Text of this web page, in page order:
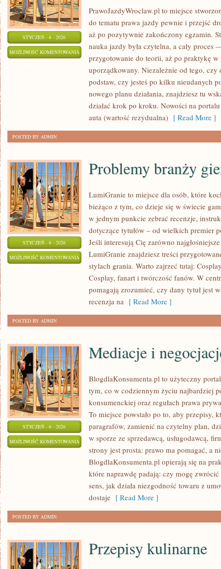
STYCZEŃ - 6 - 2026
MOŻLIWOŚĆ KOMENTOWANIA
DZIECIĘCE
PrawoJazdyWroclaw.pl to miejsce
do tematu prawa jazdy pewnie i przejść
aż po pozytywnie zakończony egzamin.
nauka jazdy była czytelna, a cały
przygotowanie do teorii, aż po praktykę w
uporządkowany. Niezależnie od tego, czy
podstaw, czy jesteś po kilku nieudanych
nowego planu działania, znajdziesz tu
działać krok po kroku. Nowości na
auta (wartość rezydualna) [ Read More ]
POSTED BY ADMIN
STYCZEŃ - 6 - 2026
MOŻLIWOŚĆ KOMENTOWANIA PROBLEMY
BRANŻY
GIER
Problemy branży
LumiGranie to miejsce dla osób, które
bieżąco z tym, co dzieje się w świecie
w jednym punkcie zebrać recenzje,
dotyczące tytułów – od wielkich premier
Jeśli interesują Cię zarówno
LumiGranie znajdziesz treści
stylach grania. Warto zajrzeć tutaj:
Cosplay, fanart i twórczość fanów. W
pomagają zrozumieć, czy dany tytuł jest
recenzja na [ Read More ]
POSTED BY ADMIN
STYCZEŃ - 6 - 2026
MOŻLIWOŚĆ KOMENTOWANIA MEDIACJE
NEGOCJACJE
Mediacje i
BlogdlaKonsumenta.pl to użyteczny
tym, co w codziennym życiu najbardziej
konsumenckiej oraz regułach prawa
To miejsce powstało po to, aby przepisy,
paragrafów, zamienić na czytelny plan,
w sporze ze sprzedawcą, usługodawcą,
strony jest prosta: prawo ma pomagać, a
BlogdlaKonsumenta.pl opierają się na
które naprawdę padają: czy mogę
sens, jak działa niezgodność towaru z
dostaje [ Read More ]
POSTED BY ADMIN
Przepisy kulinarne